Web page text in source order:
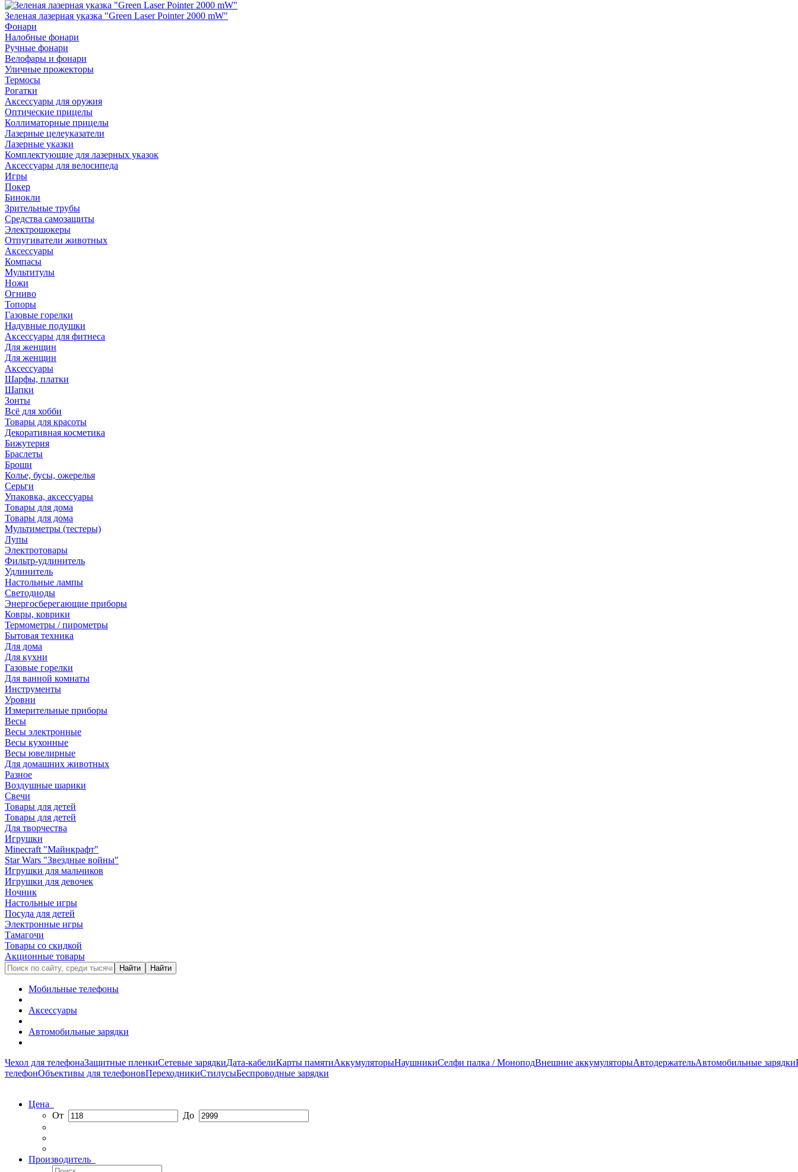
Зеленая лазерная указка "Green Laser Pointer 2000 mW"
Фонари
Налобные фонари
Ручные фонари
Велофары и фонари
Уличные прожекторы
Термосы
Рогатки
Аксессуары для оружия
Оптические прицелы
Коллиматорные прицелы
Лазерные целеуказатели
Лазерные указки
Комплектующие для лазерных указок
Аксессуары для велосипеда
Игры
Покер
Бинокли
Зрительные трубы
Средства самозащиты
Электрошокеры
Отпугиватели животных
Аксессуары
Компасы
Мультитулы
Ножи
Огниво
Топоры
Газовые горелки
Надувные подушки
Аксессуары для фитнеса
Для женщин
Для женщин
Аксессуары
Шарфы, платки
Шапки
Зонты
Всё для хобби
Товары для красоты
Декоративная косметика
Бижутерия
Браслеты
Броши
Колье, бусы, ожерелья
Серьги
Упаковка, аксессуары
Товары для дома
Товары для дома
Мультиметры (тестеры)
Лупы
Электротовары
Фильтр-удлинитель
Удлинитель
Настольные лампы
Светодиоды
Энергосберегающие приборы
Ковры, коврики
Термометры / пирометры
Бытовая техника
Для дома
Для кухни
Газовые горелки
Для ванной комнаты
Инструменты
Уровни
Измерительные приборы
Весы
Весы электронные
Весы кухонные
Весы ювелирные
Для домашних животных
Разное
Воздушные шарики
Свечи
Товары для детей
Товары для детей
Для творчества
Игрушки
Minecraft "Майнкрафт"
Star Wars "Звездные войны"
Игрушки для мальчиков
Игрушки для девочек
Ночник
Настольные игры
Посуда для детей
Электронные игры
Тамагочи
Товары со скидкой
Акционные товары
Мобильные телефоны
Аксессуары
Автомобильные зарядки
Чехол для телефонаЗащитные пленкиСетевые зарядкиДата-кабелиКарты памятиАккумуляторыНаушникиСелфи палка / МоноподВнешние аккумуляторыАвтодержательАвтомобильные зарядки
телефонОбъективы для телефоновПереходникиСтилусыБеспроводные зарядки
Цена
От
До
Производитель